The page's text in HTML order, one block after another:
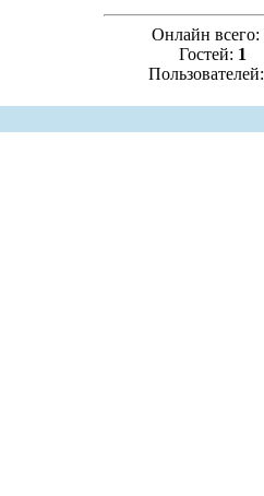
Онлайн всего:
Гостей: 1
Пользователей: